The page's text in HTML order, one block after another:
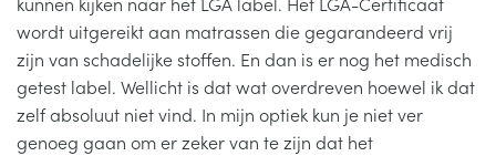
wordt uitgereikt aan matrassen die gegarandeerd vrij
zijn van schadelijke stoffen. En dan is er nog het medisch
getest label. Wellicht is dat wat overdreven hoewel ik dat
zelf absoluut niet vind. In mijn optiek kun je niet ver
genoeg gaan om er zeker van te zijn dat het